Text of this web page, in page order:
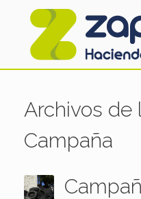
Archivos de
Campaña